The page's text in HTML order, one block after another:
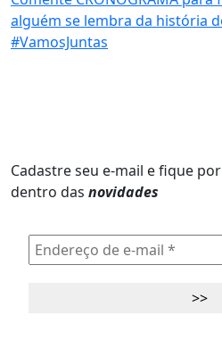
Cadastre seu e-mail e fique por
dentro das novidades